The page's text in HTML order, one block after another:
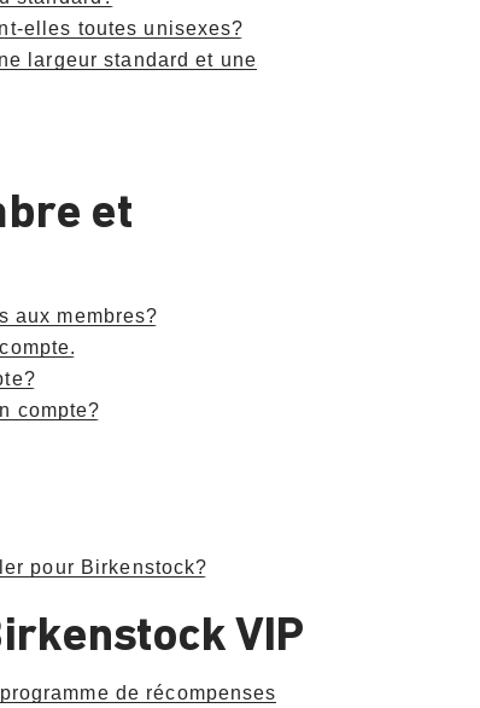
elles toutes unisexes?
largeur standard et une
et
aux membres?
compte?
pour Birkenstock?
VIP
de récompenses